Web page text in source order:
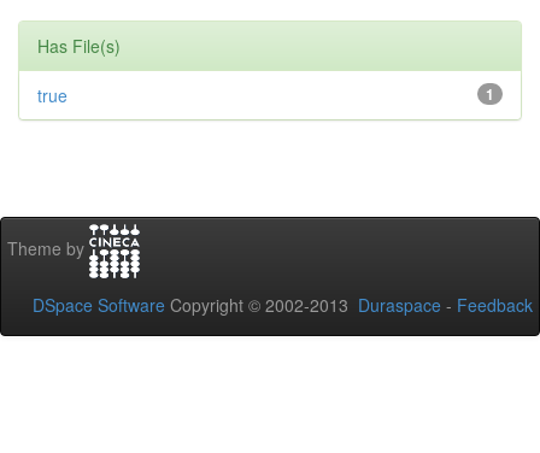
Has File(s)
1
true
Theme by
DSpace Software Copyright © 2002-2013 Duraspace - Feedback